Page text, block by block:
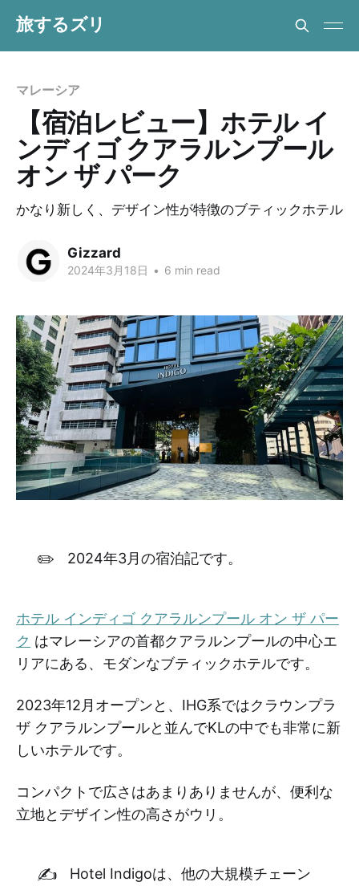
旅するズリ
マレーシア
【宿泊レビュー】ホテル イ
ンディゴ クアラルンプール
オン ザ パーク
かなり新しく、デザイン性が特徴のブティックホテル
Gizzard
2024年3月18日 • 6 min read
✏️ 2024年3月の宿泊記です。
ホテル インディゴ クアラルンプール オン ザ パー
ク はマレーシアの首都クアラルンプールの中心エ
リアにある、モダンなブティックホテルです。
2023年12月オープンと、IHG系ではクラウンプラ
ザ クアラルンプールと並んでKLの中でも非常に新
しいホテルです。
コンパクトで広さはあまりありませんが、便利な
立地とデザイン性の高さがウリ。
✍️
Hotel Indigoは、他の大規模チェーン